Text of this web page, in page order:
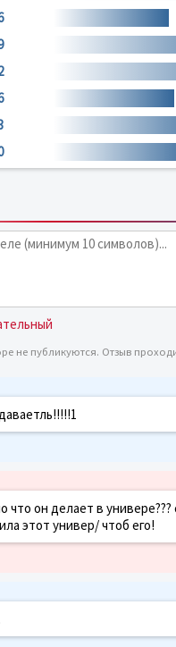
не публикуются. Отзыв
он делает в
этот универ/ чтоб его!